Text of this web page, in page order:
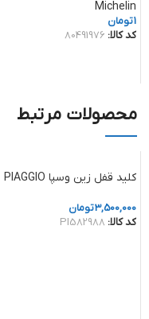
Michelin
1تومان
کد کالا: 80491976
محصولات مرتبط
کلید قفل زین وسپا PIAGGIO
3,500,000تومان
کد کالا: PI582988